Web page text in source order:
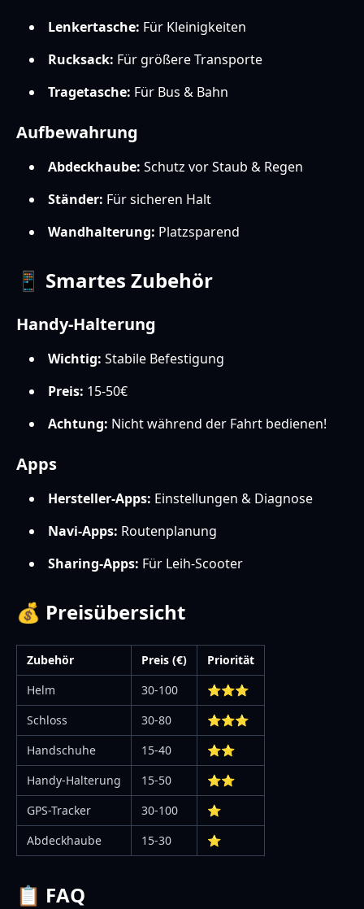
Lenkertasche: Für Kleinigkeiten
Rucksack: Für größere Transporte
Tragetasche: Für Bus & Bahn
Aufbewahrung
Abdeckhaube: Schutz vor Staub & Regen
Ständer: Für sicheren Halt
Wandhalterung: Platzsparend
📱 Smartes Zubehör
Handy-Halterung
Wichtig: Stabile Befestigung
Preis: 15-50€
Achtung: Nicht während der Fahrt bedienen!
Apps
Hersteller-Apps: Einstellungen & Diagnose
Navi-Apps: Routenplanung
Sharing-Apps: Für Leih-Scooter
💰 Preisübersicht
Zubehör Preis (€)
Priorität
Helm
30-100
⭐⭐⭐
Schloss
30-80
⭐⭐⭐
Handschuhe
15-40
⭐⭐
Handy-Halterung
15-50
⭐⭐
GPS-Tracker
30-100
⭐
Abdeckhaube
15-30 ⭐
📋 FAQ